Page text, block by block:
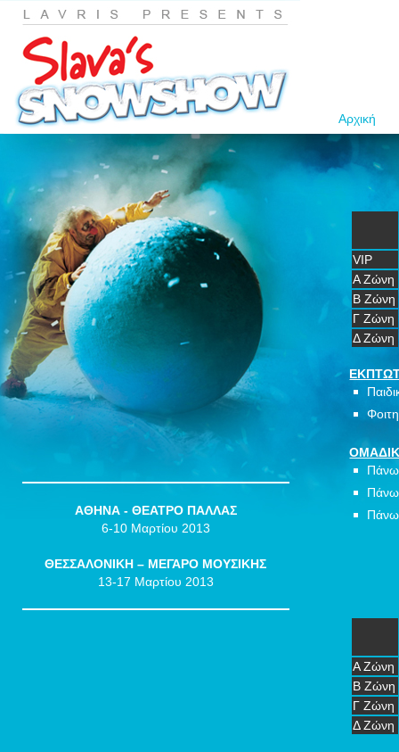
Αρχική
ΑΘΗΝΑ - ΘΕΑΤΡΟ ΠΑΛΛΑΣ
6-10 Μαρτίου 2013
ΘΕΣΣΑΛΟΝΙΚΗ – ΜΕΓΑΡΟ ΜΟΥΣΙΚΗΣ
13-17 Μαρτίου 2013
VIP
A Ζώνη
Β Ζώνη
Γ Ζώνη
Δ Ζώνη
Πάνω
Πάνω
Πάνω
A Ζώνη
Β Ζώνη
Γ Ζώνη
Δ Ζώνη